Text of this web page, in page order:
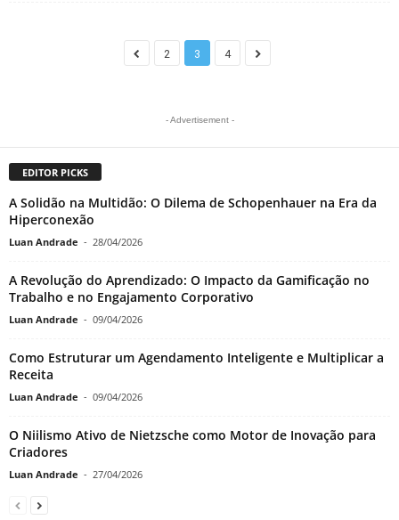
2 3 4
- Advertisement -
EDITOR PICKS
A Solidão na Multidão: O Dilema de Schopenhauer na Era da
Hiperconexão
Luan Andrade - 28/04/2026
A Revolução do Aprendizado: O Impacto da Gamificação no
Trabalho e no Engajamento Corporativo
Luan Andrade - 09/04/2026
Como Estruturar um Agendamento Inteligente e Multiplicar a
Receita
Luan Andrade - 09/04/2026
O Niilismo Ativo de Nietzsche como Motor de Inovação para
Criadores
Luan Andrade - 27/04/2026